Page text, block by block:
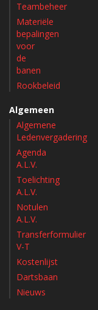
Teambeheer
Materiële
bepalingen
voor
de
banen
Rookbeleid
Algemeen
Algemene
Ledenvergadering
Agenda
A.L.V.
Toelichting
A.L.V.
Notulen
A.L.V.
Transferformulier
V-T
Kostenlijst
Dartsbaan
Nieuws